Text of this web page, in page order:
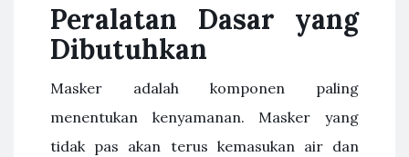
Peralatan Dasar yang
Dibutuhkan
Masker adalah komponen paling
menentukan kenyamanan. Masker yang
tidak pas akan terus kemasukan air dan